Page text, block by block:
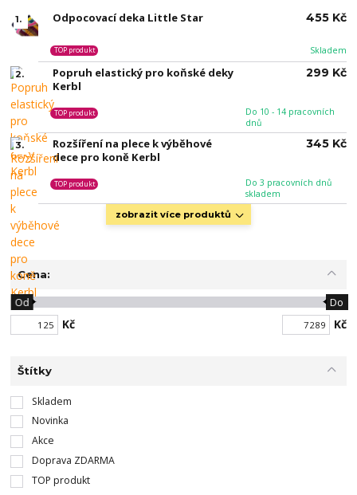
1. Odpocovací deka Little Star
Skladem
TOP produkt
455 Kč
2.
Popruh elastický pro koňské deky
Kerbl
Do 10 - 14 pracovních
dnů
TOP produkt
299 Kč
3.
Rozšíření na plece k výběhové
dece pro koně Kerbl
Do 3 pracovních dnů
skladem
TOP produkt
345 Kč
zobrazit více produktů
Cena:
Kč
Od Do
Kč
Štítky
Skladem
Novinka
Akce
Doprava ZDARMA
TOP produkt